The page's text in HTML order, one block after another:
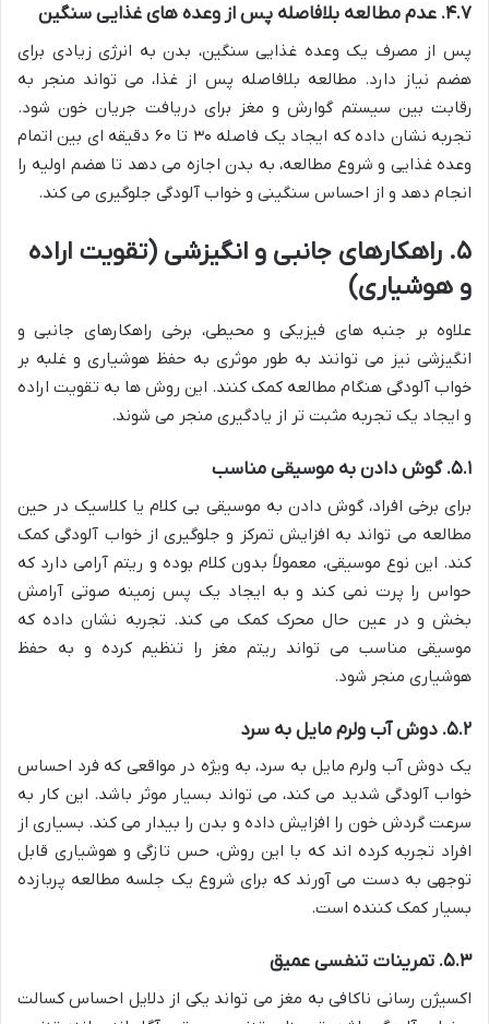
۴.۷. عدم مطالعه بلافاصله پس از وعده های غذایی سنگین
پس از مصرف یک وعده غذایی سنگین، بدن به انرژی زیادی برای
هضم نیاز دارد. مطالعه بلافاصله پس از غذا، می تواند منجر به
رقابت بین سیستم گوارش و مغز برای دریافت جریان خون شود.
تجربه نشان داده که ایجاد یک فاصله ۳۰ تا ۶۰ دقیقه ای بین اتمام
وعده غذایی و شروع مطالعه، به بدن اجازه می دهد تا هضم اولیه را
انجام دهد و از احساس سنگینی و خواب آلودگی جلوگیری می کند.
۵. راهکارهای جانبی و انگیزشی (تقویت اراده
و هوشیاری)
علاوه بر جنبه های فیزیکی و محیطی، برخی راهکارهای جانبی و
انگیزشی نیز می توانند به طور موثری به حفظ هوشیاری و غلبه بر
خواب آلودگی هنگام مطالعه کمک کنند. این روش ها به تقویت اراده
و ایجاد یک تجربه مثبت تر از یادگیری منجر می شوند.
۵.۱. گوش دادن به موسیقی مناسب
برای برخی افراد، گوش دادن به موسیقی بی کلام یا کلاسیک در حین
مطالعه می تواند به افزایش تمرکز و جلوگیری از خواب آلودگی کمک
کند. این نوع موسیقی، معمولاً بدون کلام بوده و ریتم آرامی دارد که
حواس را پرت نمی کند و به ایجاد یک پس زمینه صوتی آرامش
بخش و در عین حال محرک کمک می کند. تجربه نشان داده که
موسیقی مناسب می تواند ریتم مغز را تنظیم کرده و به حفظ
هوشیاری منجر شود.
۵.۲. دوش آب ولرم مایل به سرد
یک دوش آب ولرم مایل به سرد، به ویژه در مواقعی که فرد احساس
خواب آلودگی شدید می کند، می تواند بسیار موثر باشد. این کار به
سرعت گردش خون را افزایش داده و بدن را بیدار می کند. بسیاری از
افراد تجربه کرده اند که با این روش، حس تازگی و هوشیاری قابل
توجهی به دست می آورند که برای شروع یک جلسه مطالعه پربازده
بسیار کمک کننده است.
۵.۳. تمرینات تنفسی عمیق
اکسیژن رسانی ناکافی به مغز می تواند یکی از دلایل احساس کسالت